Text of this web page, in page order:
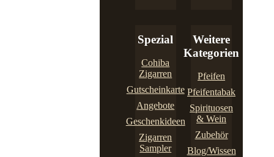
Spezial
Cohiba
Zigarren
Gutscheinkarte
Angebote
Geschenkideen
Zigarren
Sampler
Weitere
Kategorien
Pfeifen
Pfeifentabak
Spirituosen
& Wein
Zubehör
Blog/Wissen